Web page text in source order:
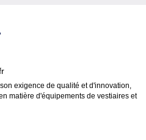
exigence de qualité et d'innovation,
matière d'équipements de vestiaires et